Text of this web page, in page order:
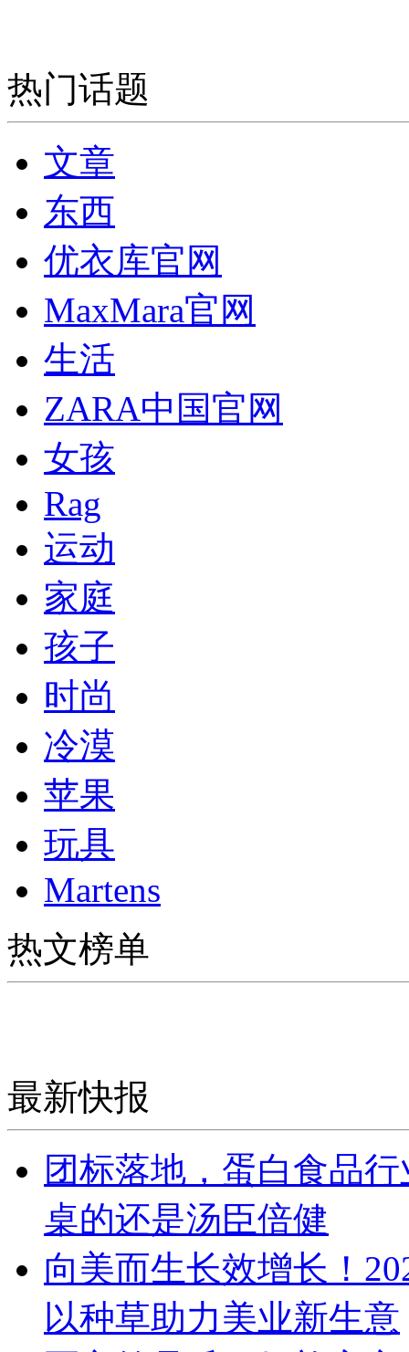
热门话题
文章
东西
优衣库官网
MaxMara官网
生活
ZARA中国官网
女孩
Rag
运动
家庭
孩子
时尚
冷漠
苹果
玩具
Martens
热文榜单
最新快报
团标落地，蛋白食品
桌的还是汤臣倍健
向美而生长效增长！
以种草助力美业新生意